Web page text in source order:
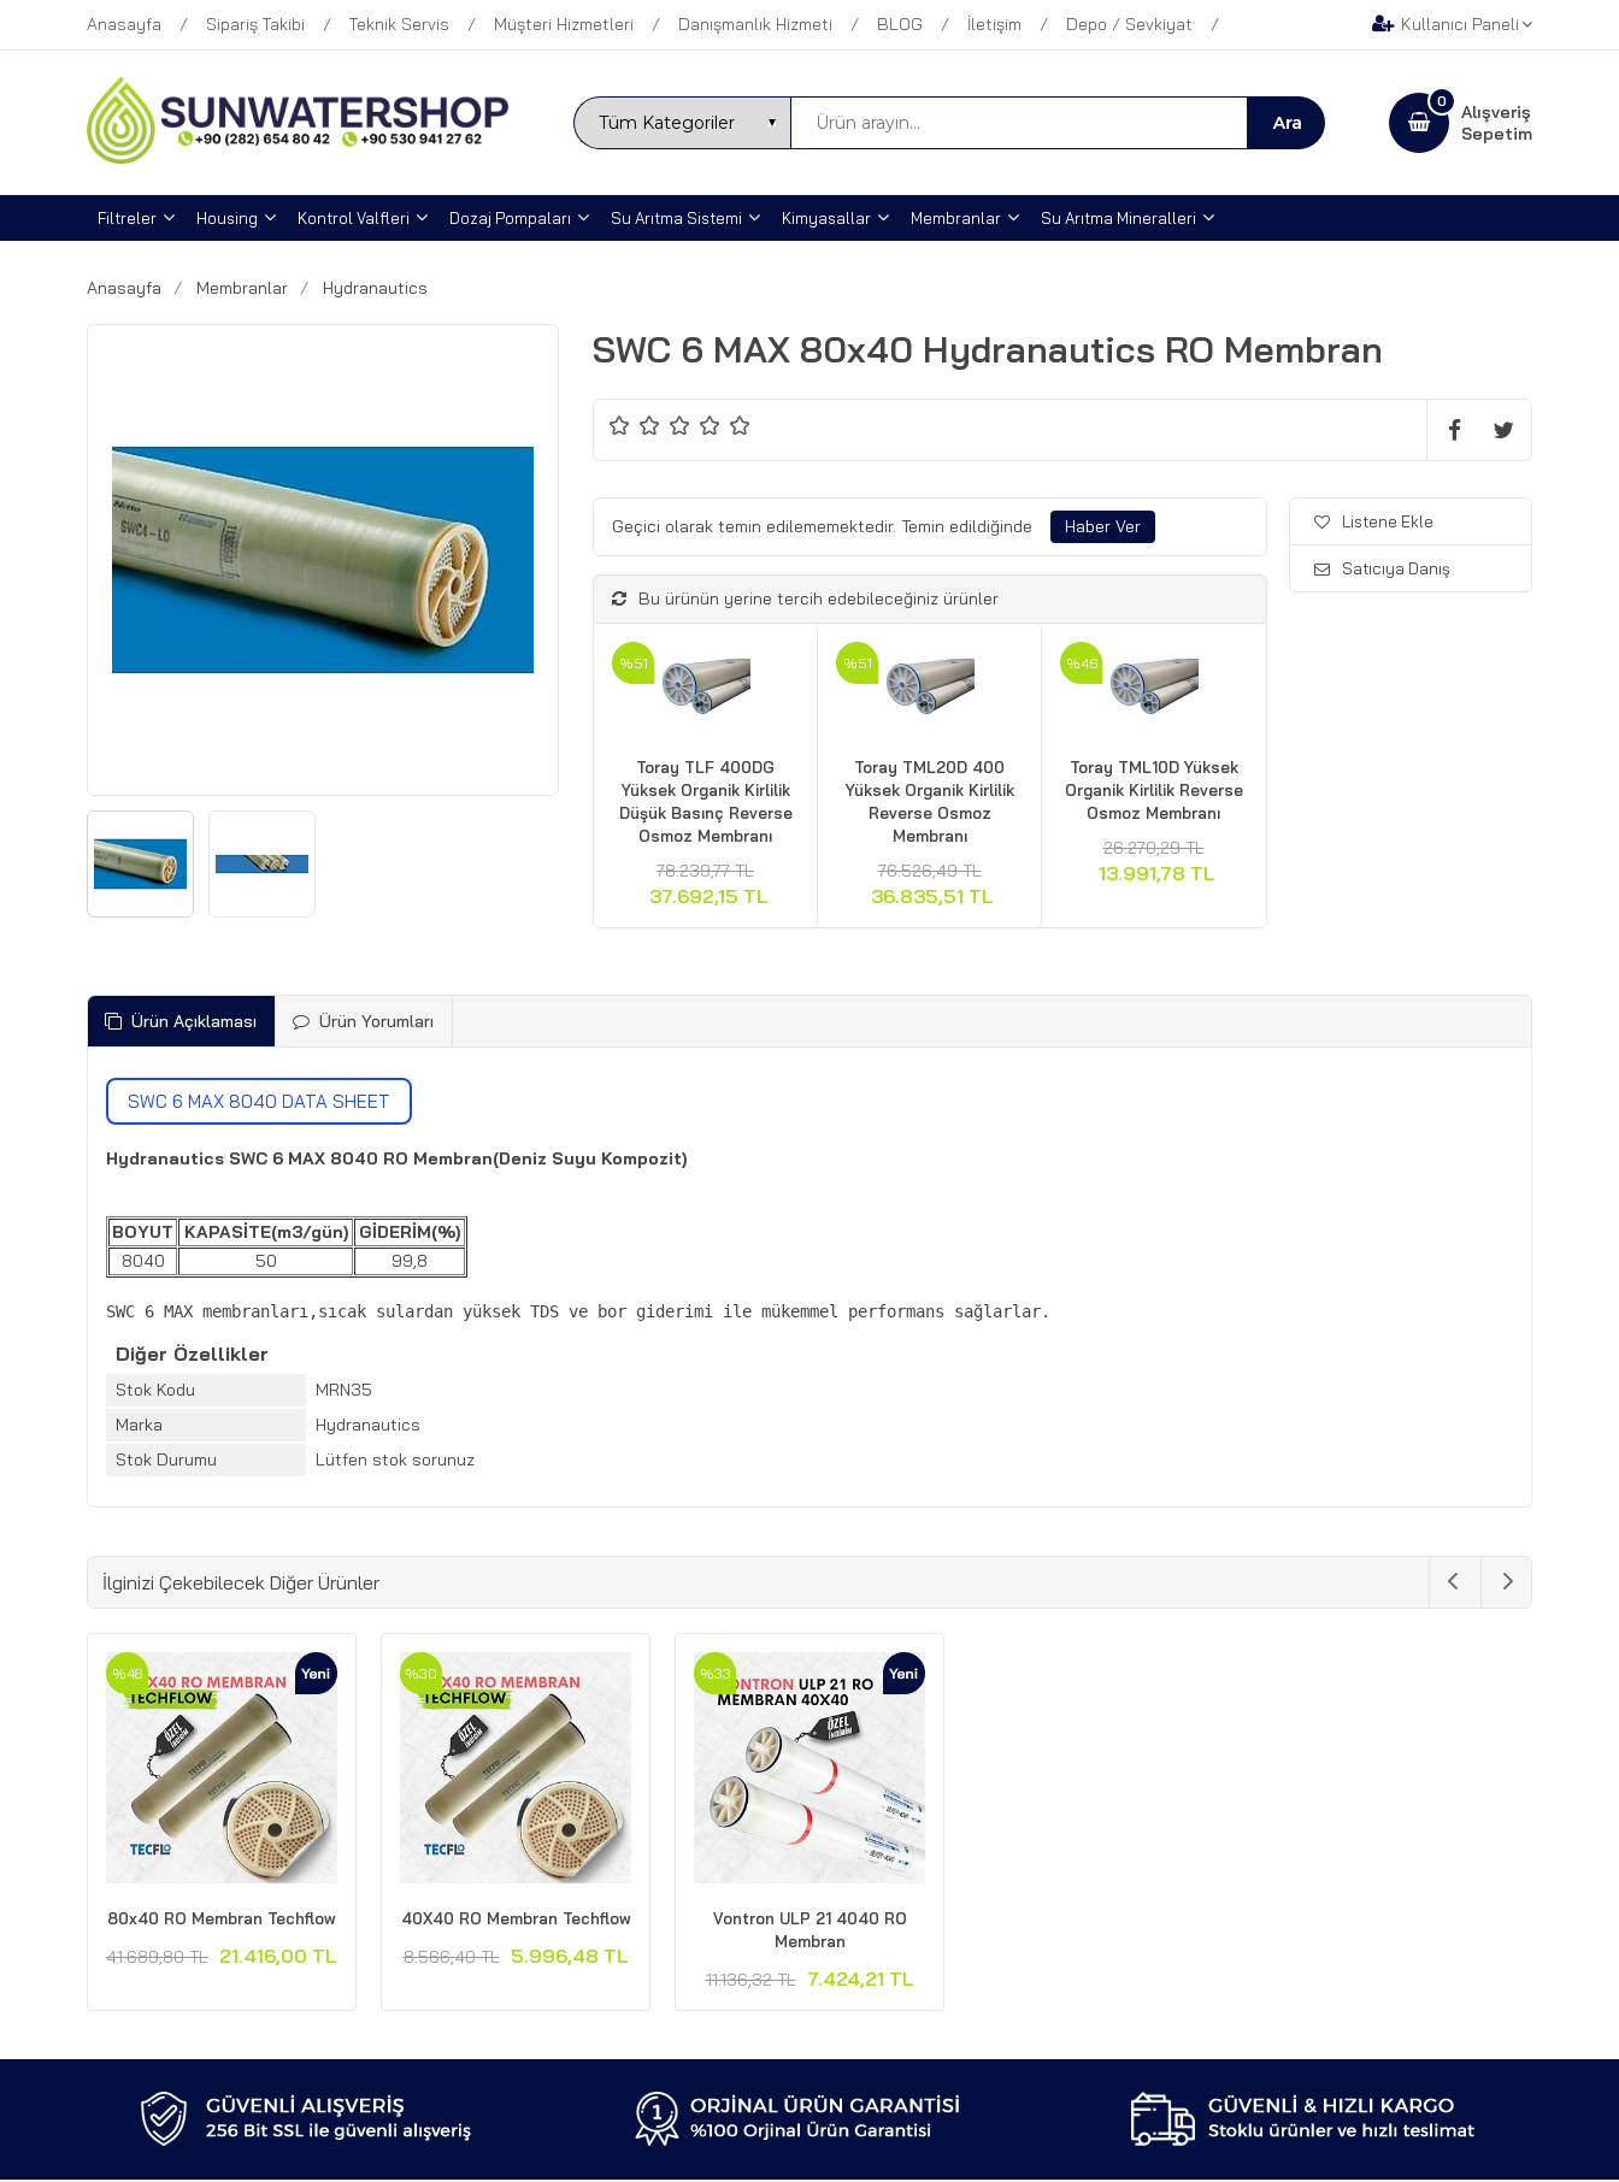
Anasayfa Sipariş Takibi Teknik Servis Müşteri Hizmetleri Danışmanlık Hizmeti BLOG İletişim Depo / Sevkiyat Kullanıcı Paneli
Alışveriş
Sepetim
0
Filtreler Housing Kontrol Valfleri Dozaj Pompaları Su Arıtma Sistemi Kimyasallar Membranlar Su Arıtma Mineralleri
Anasayfa Membranlar Hydranautics
SWC 6 MAX 80x40 Hydranautics RO Membran
Geçici olarak temin edilememektedir. Temin edildiğinde
Bu ürünün yerine tercih edebileceğiniz ürünler
Toray TLF 400DG
Yüksek Organik Kirlilik
Düşük Basınç Reverse
Osmoz Membranı
78.239,77 TL
37.692,15 TL
%51
Toray TML20D 400
Yüksek Organik Kirlilik
Reverse Osmoz
Membranı
76.526,49 TL
36.835,51 TL
%51
Toray TML10D Yüksek
Organik Kirlilik Reverse
Osmoz Membranı
26.270,29 TL
13.991,78 TL
%46
Listene Ekle
Satıcıya Danış
Ürün Açıklaması Ürün Yorumları
SWC 6 MAX 8040 DATA SHEET
Hydranautics SWC 6 MAX 8040 RO Membran(Deniz Suyu Kompozit)
BOYUT KAPASİTE(m3/gün) GİDERİM(%)
8040
50 99,8
SWC 6 MAX membranları,sıcak sulardan yüksek TDS ve bor giderimi ile mükemmel performans sağlarlar.
Diğer Özellikler
Stok Kodu
MRN35
Marka
Hydranautics
Stok Durumu
Lütfen stok sorunuz
İlginizi Çekebilecek Diğer Ürünler
80x40 RO Membran Techflow
41.689,80 TL 21.416,00 TL
%48
40X40 RO Membran Techflow
8.566,40 TL 5.996,48 TL
%30
Vontron ULP 21 4040 RO
Membran
11.136,32 TL 7.424,21 TL
%33